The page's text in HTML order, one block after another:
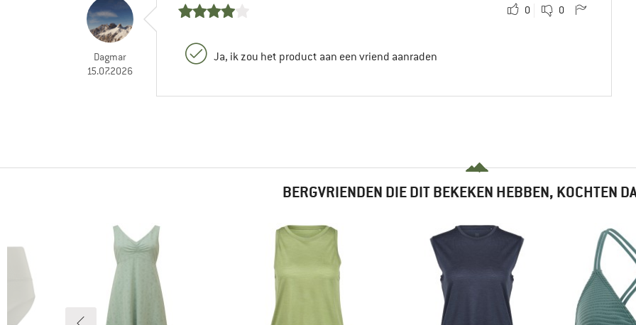
Dagmar
15.07.2026
0 0
Ja, ik zou het product aan een vriend aanraden
BERGVRIENDEN DIE DIT BEKEKEN HEBBEN, KOCHTEN